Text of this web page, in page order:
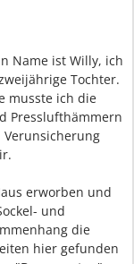
Name ist Willy, ich
Tochter.
musste ich die
Presslufthämmern
erworben und
und
die
hier gefunden